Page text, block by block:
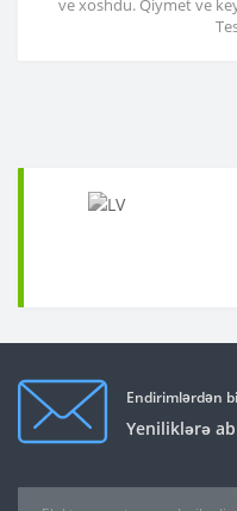
ve xoshdu. Qiymet ve
Endirimlərdən
Yeniliklərə